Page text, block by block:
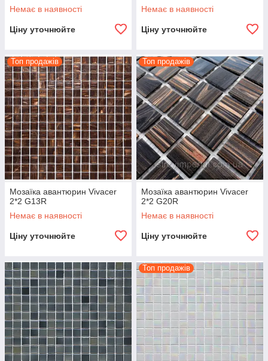
Немає в наявності
Ціну уточнюйте
Немає в наявності
Ціну уточнюйте
Топ продажів
Мозаїка авантюрин Vivacer
2*2 G13R
Немає в наявності
Ціну уточнюйте
Топ продажів
Мозаїка авантюрин Vivacer
2*2 G20R
Немає в наявності
Ціну уточнюйте
Топ продажів